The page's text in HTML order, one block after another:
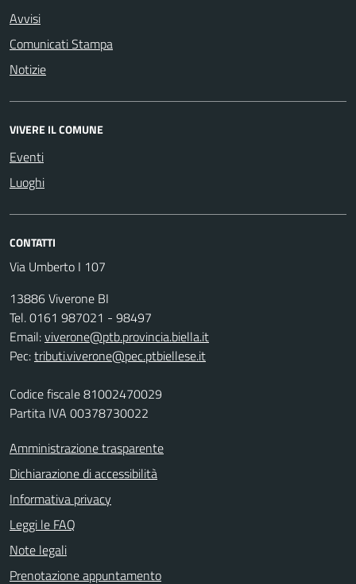
Avvisi
Comunicati Stampa
Notizie
VIVERE IL COMUNE
Eventi
Luoghi
CONTATTI
Via Umberto I 107
13886 Viverone BI
Tel. 0161 987021 - 98497
Email:viverone@ptb.provincia.biella.it
Pec:tributi.viverone@pec.ptbiellese.it
Codice fiscale 81002470029
Partita IVA 00378730022
Amministrazione trasparente
Dichiarazione di accessibilità
Informativa privacy
Leggi le FAQ
Note legali
Prenotazione appuntamento